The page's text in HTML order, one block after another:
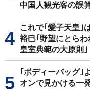
中国人観光客の誤
これで｢愛子天皇｣
裕巳｢野望にとら
皇室典範の大原則｣
｢ボディーバッグ｣
オンで見かける一